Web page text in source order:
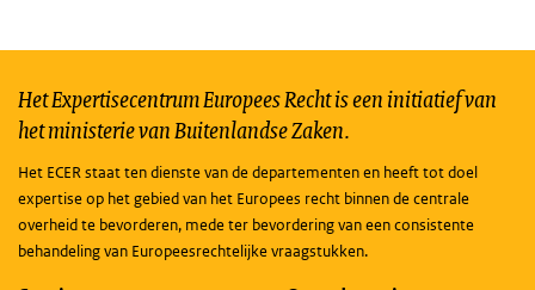
Het Expertisecentrum Europees Recht is een initiatief van
het ministerie van Buitenlandse Zaken.
Het ECER staat ten dienste van de departementen en heeft tot doel
expertise op het gebied van het Europees recht binnen de centrale
overheid te bevorderen, mede ter bevordering van een consistente
behandeling van Europeesrechtelijke vraagstukken.